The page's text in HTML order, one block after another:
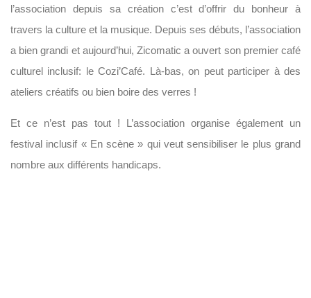
l’association depuis sa création c’est d’offrir du bonheur à
travers la culture et la musique. Depuis ses débuts, l’association
a bien grandi et aujourd’hui, Zicomatic a ouvert son premier café
culturel inclusif: le Cozi’Café. Là-bas, on peut participer à des
ateliers créatifs ou bien boire des verres !
Et ce n’est pas tout ! L’association organise également un
festival inclusif « En scène » qui veut sensibiliser le plus grand
nombre aux différents handicaps.